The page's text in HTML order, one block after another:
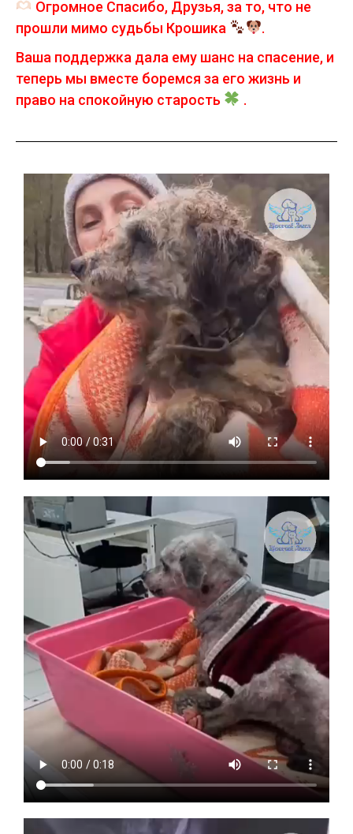
Огромное Спасибо, Друзья, за то, что не
прошли мимо судьбы Крошика
.
Ваша поддержка дала ему шанс на спасение, и
теперь мы вместе боремся за его жизнь и
право на спокойную старость
.